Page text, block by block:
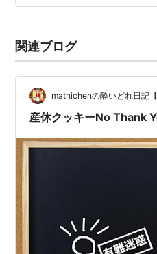
関連ブログ
mathichenの酔いどれ日記
産休クッキーNo Thank